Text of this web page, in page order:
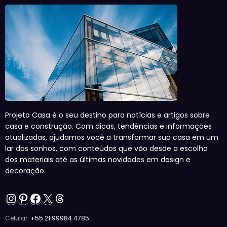
Projeto Casa é o seu destino para notícias e artigos sobre
casa e construção. Com dicas, tendências e informações
atualizadas, ajudamos você a transformar sua casa em um
lar dos sonhos, com conteúdos que vão desde a escolha
dos materiais até as últimas novidades em design e
decoração.
Instagram
Pinterest
Facebook
X Threads
Celular: +55 21 99984 4785